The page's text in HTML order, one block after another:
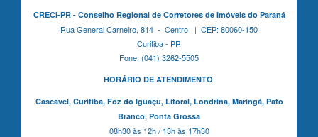
CRECI-PR - Conselho Regional de Corretores de Imóveis do Paraná
Rua General Carneiro, 814 - Centro | CEP: 80060-150
Curitiba - PR
Fone: (041) 3262-5505
HORÁRIO DE ATENDIMENTO
Cascavel, Curitiba,Foz do Iguaçu, Litoral, Londrina, Maringá, Pato
Branco, Ponta Grossa
08h30 às 12h / 13h às 17h30